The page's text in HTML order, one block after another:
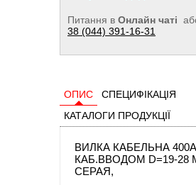
Питання в Онлайн чаті
38 (044) 391-16-31
ОПИС
СПЕЦИФІКАЦІЯ
КАТАЛОГИ ПРОДУКЦІЇ
ВИЛКА КАБЕЛЬНА
КАБ.ВВОДОМ D=19-28
СЕРАЯ,